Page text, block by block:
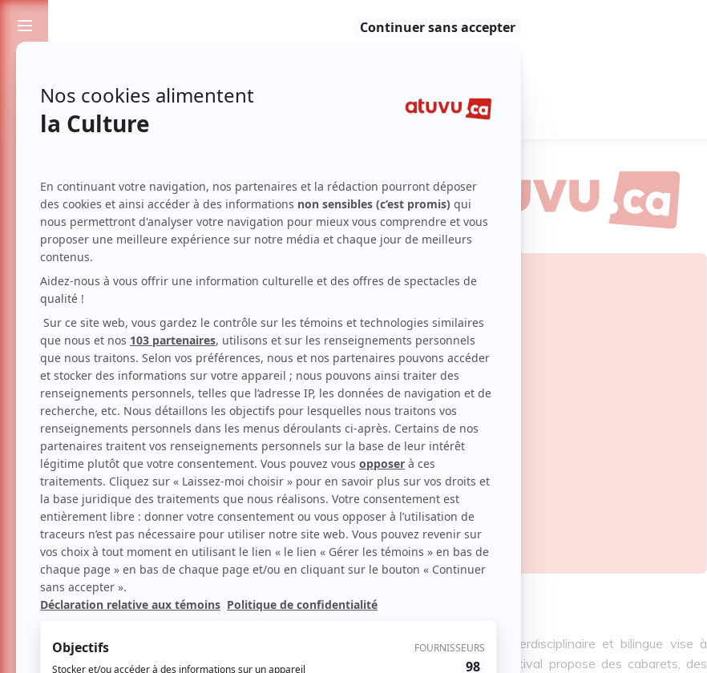
Passionnés de spectacles et de culture
Festival Phénomena
Organisé par la compagnie Les Filles électriques, cet événement interdisciplinaire et bilingue vise à
valoriser des artistes novateurs, inclassables et extravagants. Le festival propose des cabarets, des